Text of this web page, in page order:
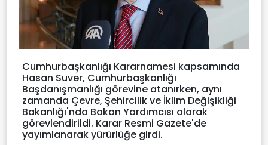
Cumhurbaşkanlığı Kararnamesi kapsamında
Hasan Suver, Cumhurbaşkanlığı
Başdanışmanlığı görevine atanırken, aynı
zamanda Çevre, Şehircilik ve İklim Değişikliği
Bakanlığı'nda Bakan Yardımcısı olarak
görevlendirildi. Karar Resmi Gazete'de
yayımlanarak yürürlüğe girdi.